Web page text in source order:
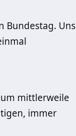
Bundestag. Uns
mittlerweile
immer